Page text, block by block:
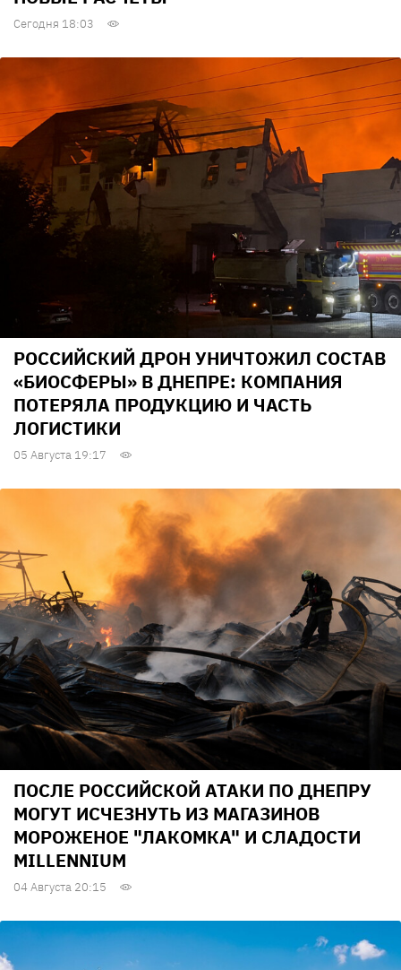
Сегодня 18:03
РОССИЙСКИЙ ДРОН УНИЧТОЖИЛ СОСТАВ
«БИОСФЕРЫ» В ДНЕПРЕ: КОМПАНИЯ
ПОТЕРЯЛА ПРОДУКЦИЮ И ЧАСТЬ
ЛОГИСТИКИ
05 Августа 19:17
ПОСЛЕ РОССИЙСКОЙ АТАКИ ПО ДНЕПРУ
МОГУТ ИСЧЕЗНУТЬ ИЗ МАГАЗИНОВ
МОРОЖЕНОЕ "ЛАКОМКА" И СЛАДОСТИ
MILLENNIUM
04 Августа 20:15